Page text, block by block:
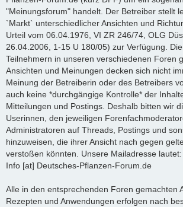
"Meinungsforum" handelt. Der Betreiber stellt
`Markt` unterschiedlicher Ansichten und
Urteil vom 06.04.1976, VI ZR 246/74, OLG
26.04.2006, 1-15 U 180/05) zur Verfügung.
Teilnehmern in unseren verschiedenen Foren
Ansichten und Meinungen decken sich nicht
Meinung der Betreiberin oder des Betreibers
auch keine *durchgängige Kontrolle* der
Mitteilungen und Postings. Deshalb bitten wir
Userinnen, den jeweiligen
Administratoren auf Threads, Postings und
hinzuweisen, die ihrer Ansicht nach gegen
verstoßen könnten. Unsere Mailadresse lautet:
Info [at] Deutsches-Pflanzen-Forum.de
Alle in den entsprechenden Foren gemachten
Rezepten und Anwendungen erfolgen nach